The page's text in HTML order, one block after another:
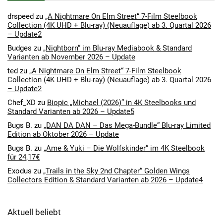
drspeed zu „A Nightmare On Elm Street“ 7-Film Steelbook
Collection (4K UHD + Blu-ray) (Neuauflage) ab 3. Quartal 2026
– Update2
Budges zu „Nightborn“ im Blu-ray Mediabook & Standard
Varianten ab November 2026 – Update
ted zu „A Nightmare On Elm Street“ 7-Film Steelbook
Collection (4K UHD + Blu-ray) (Neuauflage) ab 3. Quartal 2026
– Update2
Chef_XD zu Biopic „Michael (2026)“ in 4K Steelbooks und
Standard Varianten ab 2026 – Update5
Bugs B. zu „DAN DA DAN – Das Mega-Bundle“ Blu-ray Limited
Edition ab Oktober 2026 – Update
Bugs B. zu „Ame & Yuki – Die Wolfskinder“ im 4K Steelbook
für 24,17€
Exodus zu „Trails in the Sky 2nd Chapter“ Golden Wings
Collectors Edition & Standard Varianten ab 2026 – Update4
Aktuell beliebt